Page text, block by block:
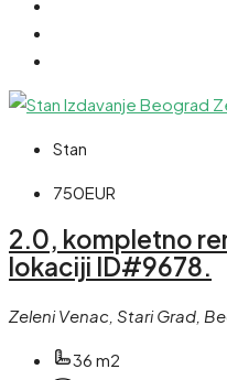
Stan
750EUR
2.0, kompletno
lokaciji ID#9678.
Zeleni Venac, Stari Grad,
36 m2